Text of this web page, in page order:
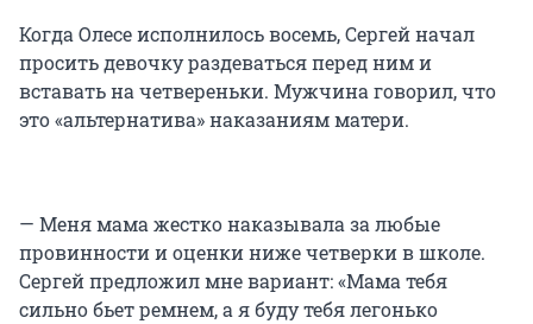
Когда Олесе исполнилось восемь, Сергей начал
просить девочку раздеваться перед ним и
вставать на четвереньки. Мужчина говорил, что
это «альтернатива» наказаниям матери.
— Меня мама жестко наказывала за любые
провинности и оценки ниже четверки в школе.
Сергей предложил мне вариант: «Мама тебя
сильно бьет ремнем, а я буду тебя легонько